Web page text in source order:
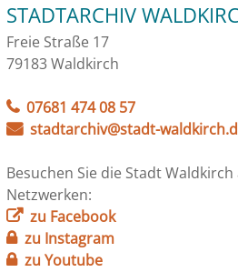
STADTARCHIV
Freie Straße 17
79183 Waldkirch
07681 474 08 57
stadtarchiv@stadt-
Besuchen Sie die Stadt
Netzwerken:
zu Facebook
zu Instagram
zu Youtube